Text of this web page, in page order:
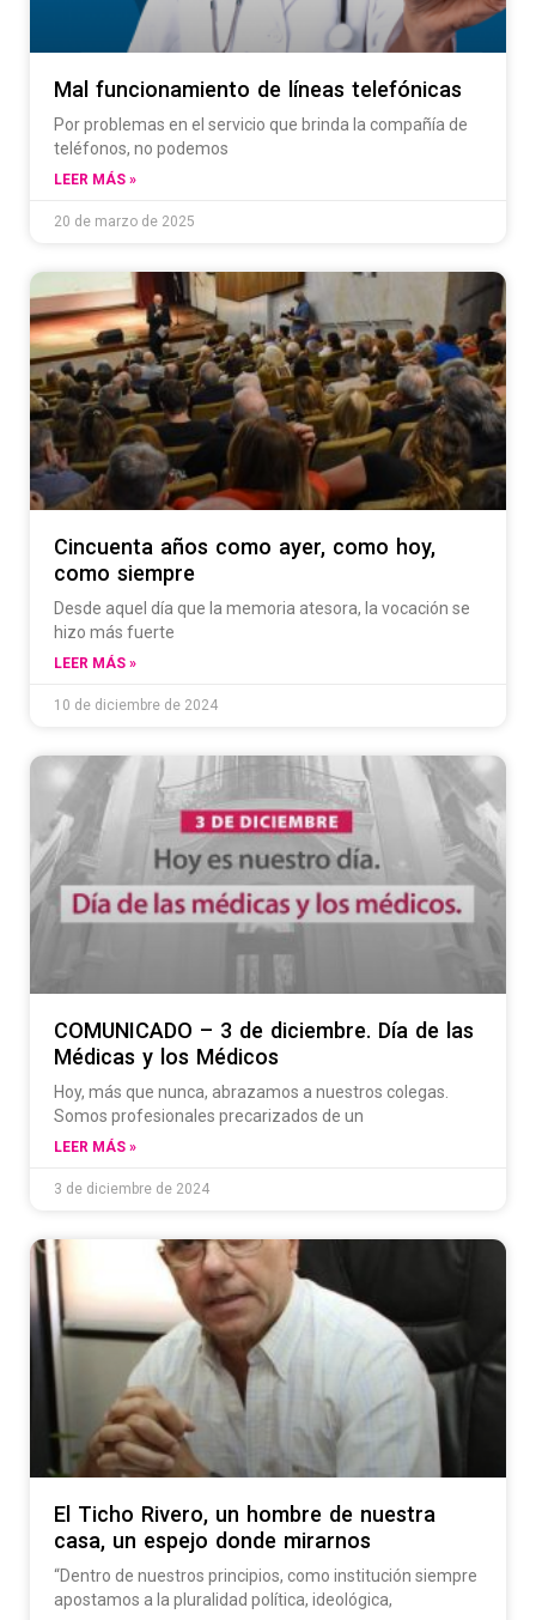
Mal funcionamiento de líneas telefónicas
Por problemas en el servicio que brinda la compañía de
teléfonos, no podemos
LEER MÁS »
20 de marzo de 2025
Cincuenta años como ayer, como hoy,
como siempre
Desde aquel día que la memoria atesora, la vocación se
hizo más fuerte
LEER MÁS »
10 de diciembre de 2024
COMUNICADO – 3 de diciembre. Día de las
Médicas y los Médicos
Hoy, más que nunca, abrazamos a nuestros colegas.
Somos profesionales precarizados de un
LEER MÁS »
3 de diciembre de 2024
El Ticho Rivero, un hombre de nuestra
casa, un espejo donde mirarnos
“Dentro de nuestros principios, como institución siempre
apostamos a la pluralidad política, ideológica,